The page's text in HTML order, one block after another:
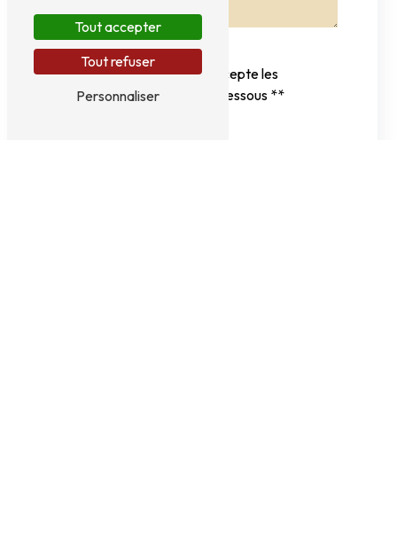
En cochant cette case, j'accepte les
conditions particulières ci-dessous **
Tout accepter
Tout refuser
Personnaliser